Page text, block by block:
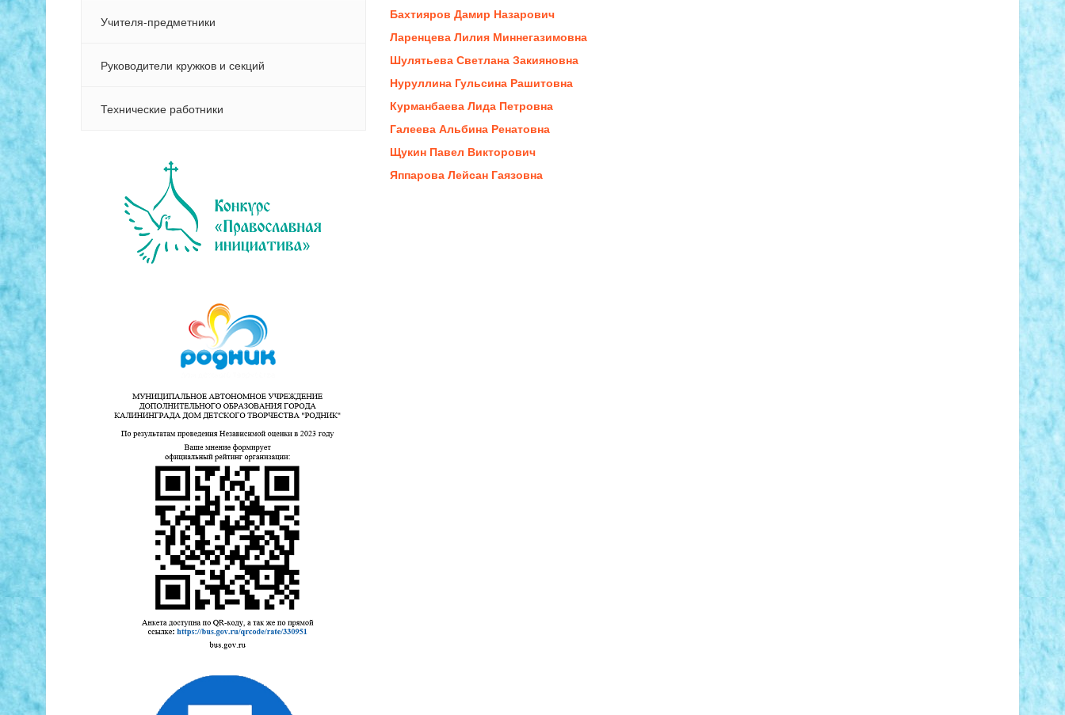
Учителя-предметники
Руководители кружков и секций
Технические работники
Бахтияров Дамир Назарович
Ларенцева Лилия Миннегазимовна
Шулятьева Светлана Закияновна
Нуруллина Гульсина Рашитовна
Курманбаева Лида Петровна
Галеева Альбина Ренатовна
Щукин Павел Викторович
Яппарова Лейсан Гаязовна